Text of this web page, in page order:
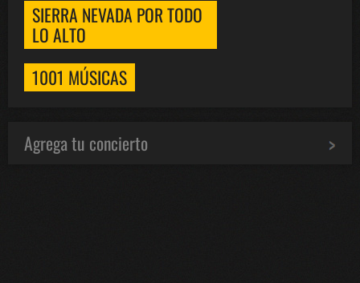
SIERRA NEVADA POR TODO
LO ALTO
1001 MÚSICAS
Agrega tu concierto